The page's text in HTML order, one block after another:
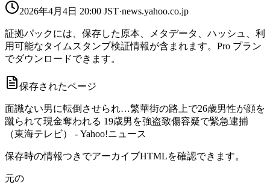
2026年4月4日 20:00 JST·news.yahoo.co.jp
証拠パックには、保存した原本、メタデータ、ハッシュ、利
用可能なタイムスタンプ検証情報が含まれます。Pro プラン
でダウンロードできます。
保存されたページ
面識ない男に転倒させられ…繁華街の路上で26歳男性が顔を
蹴られて現金奪われる 19歳男を強盗致傷容疑で緊急逮捕
（東海テレビ） - Yahoo!ニュース
保存時の情報つきでアーカイブHTMLを確認できます。
元の